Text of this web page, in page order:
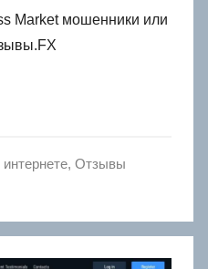
Market мошенники или
, Отзывы